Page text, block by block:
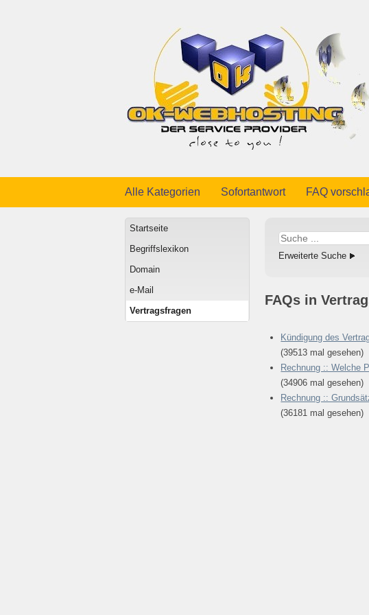
Alle Kategorien Sofortantwort FAQ
Startseite
Begriffslexikon
Domain
e-Mail
Vertragsfragen
Erweiterte Suche
FAQs in
Kündigung des
(39513 mal gesehen)
Rechnung :: Welche
(34906 mal gesehen)
Rechnung ::
(36181 mal gesehen)